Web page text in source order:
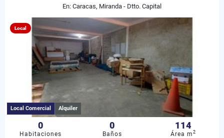
En: Caracas, Miranda - Dtto. Capital
Local
Local Comercial Alquiler
0
Habitaciones
0
Baños
114
Área m2